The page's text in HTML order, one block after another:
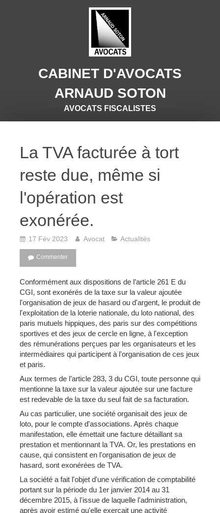
CABINET D'AVOCATS
ARNAUD SOTON
AVOCATS FISCALISTES
La TVA facturée à tort
reste due, même si
l'opération est
exonérée.
17 Fév 2023 Avocat Actualités
Commenter
Conformément aux dispositions de l’article 261 E du
CGI, sont exonérés de la taxe sur la valeur ajoutée
l'organisation de jeux de hasard ou d'argent, le produit de
l'exploitation de la loterie nationale, du loto national, des
paris mutuels hippiques, des paris sur des compétitions
sportives et des jeux de cercle en ligne, à l'exception
des rémunérations perçues par les organisateurs et les
intermédiaires qui participent à l'organisation de ces jeux
et paris.
Aux termes de l’article 283, 3 du CGI, toute personne qui
mentionne la taxe sur la valeur ajoutée sur une facture
est redevable de la taxe du seul fait de sa facturation.
Au cas particulier, une société organisait des jeux de
loto, pour le compte d'associations. Après chaque
manifestation, elle émettait une facture détaillant sa
prestation et mentionnant la TVA. Or, les prestations en
cause, qui consistent en l'organisation de jeux de
hasard, sont exonérées de TVA.
La société a fait l'objet d'une vérification de comptabilité
portant sur la période du 1er janvier 2014 au 31
décembre 2015, à l'issue de laquelle l'administration,
après avoir estimé qu'elle exerçait une activité